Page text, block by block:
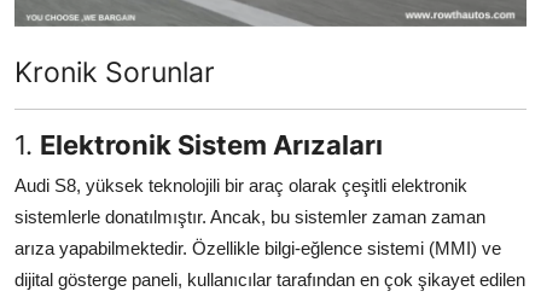
Şanzıman & Aktarma
Dizel Sistemler
Multimedya & Elektronik
Kronik Sorunlar
1. Elektronik Sistem Arızaları
Audi S8, yüksek teknolojili bir araç olarak çeşitli elektronik
sistemlerle donatılmıştır. Ancak, bu sistemler zaman zaman
arıza yapabilmektedir. Özellikle bilgi-eğlence sistemi (MMI) ve
dijital gösterge paneli, kullanıcılar tarafından en çok şikayet edilen